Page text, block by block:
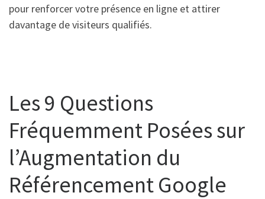
pour renforcer votre présence en ligne et attirer
davantage de visiteurs qualifiés.
Les 9 Questions
Fréquemment Posées sur
l’Augmentation du
Référencement Google